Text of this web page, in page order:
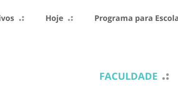
Hoje Programa para
FACULDADE